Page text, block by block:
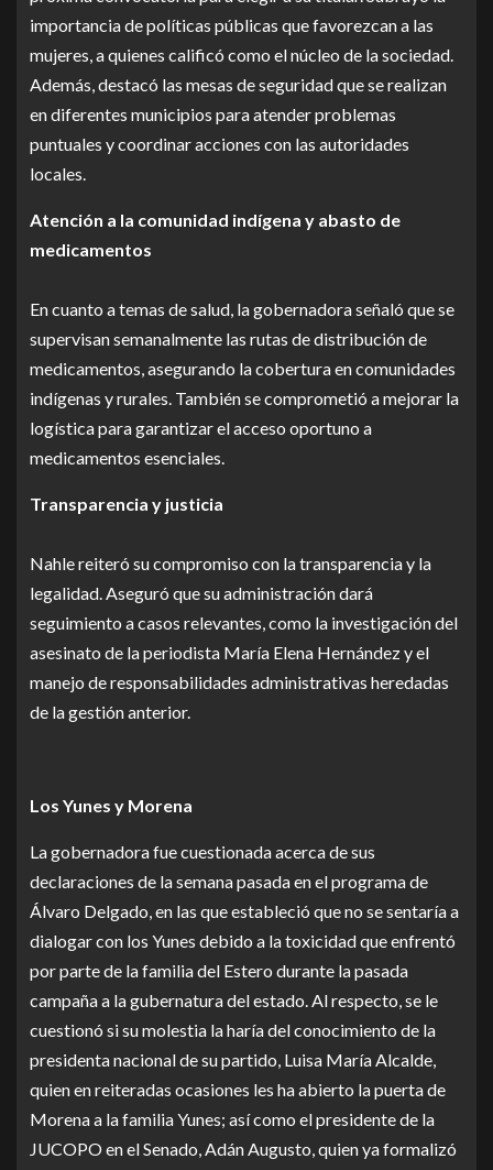
importancia de políticas públicas que favorezcan a las
mujeres, a quienes calificó como el núcleo de la sociedad.
Además, destacó las mesas de seguridad que se realizan
en diferentes municipios para atender problemas
puntuales y coordinar acciones con las autoridades
locales.
Atención a la comunidad indígena y abasto de
medicamentos
En cuanto a temas de salud, la gobernadora señaló que se
supervisan semanalmente las rutas de distribución de
medicamentos, asegurando la cobertura en comunidades
indígenas y rurales. También se comprometió a mejorar la
logística para garantizar el acceso oportuno a
medicamentos esenciales.
Transparencia y justicia
Nahle reiteró su compromiso con la transparencia y la
legalidad. Aseguró que su administración dará
seguimiento a casos relevantes, como la investigación del
asesinato de la periodista María Elena Hernández y el
manejo de responsabilidades administrativas heredadas
de la gestión anterior.
Los Yunes y Morena
La gobernadora fue cuestionada acerca de sus
declaraciones de la semana pasada en el programa de
Álvaro Delgado, en las que estableció que no se sentaría a
dialogar con los Yunes debido a la toxicidad que enfrentó
por parte de la familia del Estero durante la pasada
campaña a la gubernatura del estado. Al respecto, se le
cuestionó si su molestia la haría del conocimiento de la
presidenta nacional de su partido, Luisa María Alcalde,
quien en reiteradas ocasiones les ha abierto la puerta de
Morena a la familia Yunes; así como el presidente de la
JUCOPO en el Senado, Adán Augusto, quien ya formalizó